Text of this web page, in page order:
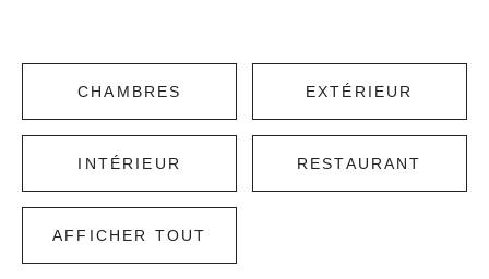
CHAMBRES EXTÉRIEUR
INTÉRIEUR RESTAURANT
AFFICHER TOUT